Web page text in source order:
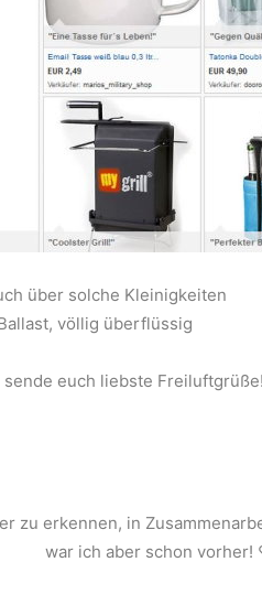
über solche Kleinigkeiten
völlig überflüssig
euch liebste Freiluftgrüße!
zu erkennen, in
war ich aber schon vorher!